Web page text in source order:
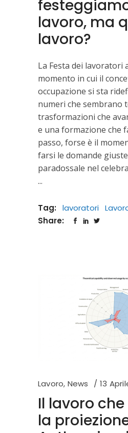
lavoro, ma
lavoro?
La Festa dei lavoratori
momento in cui il
occupazione si sta
numeri che sembrano
trasformazioni che
e una formazione che
passo, forse è il
farsi le domande
paradossale nel
Tag: lavoratori
Share:
Lavoro, News 13
Il lavoro
la